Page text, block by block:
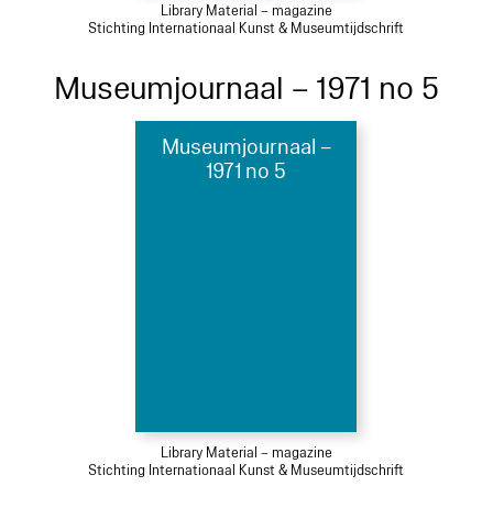
Library Material – magazine
Stichting Internationaal Kunst & Museumtijdschrift
Museumjournaal – 1971 no 5
Museumjournaal –
1971 no 5
Library Material – magazine
Stichting Internationaal Kunst & Museumtijdschrift